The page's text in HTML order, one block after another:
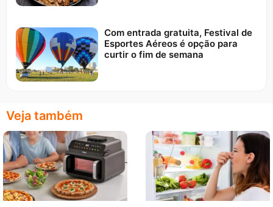
Com entrada gratuita, Festival de
Esportes Aéreos é opção para
curtir o fim de semana
Veja também